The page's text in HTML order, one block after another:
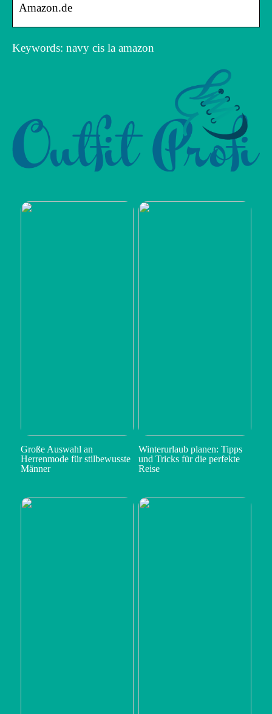
Amazon.de
Keywords: navy cis la amazon
Große Auswahl an
Herrenmode für stilbewusste
Männer
Winterurlaub planen: Tipps
und Tricks für die perfekte
Reise